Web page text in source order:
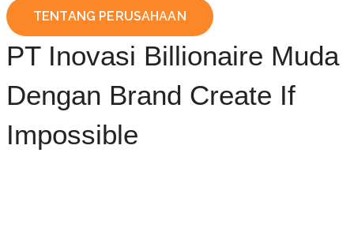
TENTANG PERUSAHAAN
PT Inovasi Billionaire Muda
Dengan Brand Create If
Impossible